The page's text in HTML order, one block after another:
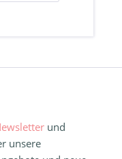
und
unsere